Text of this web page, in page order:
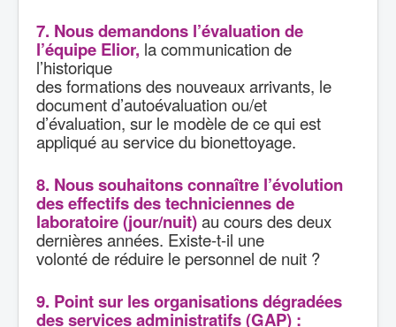
7. Nous demandons l’évaluation de
l’équipe Elior, la communication de
l’historique
des formations des nouveaux arrivants, le
document d’autoévaluation ou/et
d’évaluation, sur le modèle de ce qui est
appliqué au service du bionettoyage.
8. Nous souhaitons connaître l’évolution
des effectifs des techniciennes de
laboratoire (jour/nuit)au cours des deux
dernières années. Existe-t-il une
volonté de réduire le personnel de nuit ?
9. Point sur les organisations dégradées
des services administratifs (GAP) :